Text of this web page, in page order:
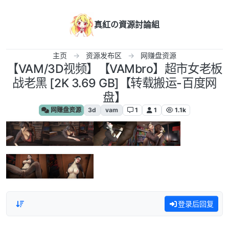
真紅の資源討論組
主页 资源发布区 网赚盘资源
【VAM/3D视频】【VAMbro】超市女老板
战老黑 [2K 3.69 GB]【转载搬运-百度网
盘】
网赚盘资源 3d vam 1 1 1.1k
登录后回复